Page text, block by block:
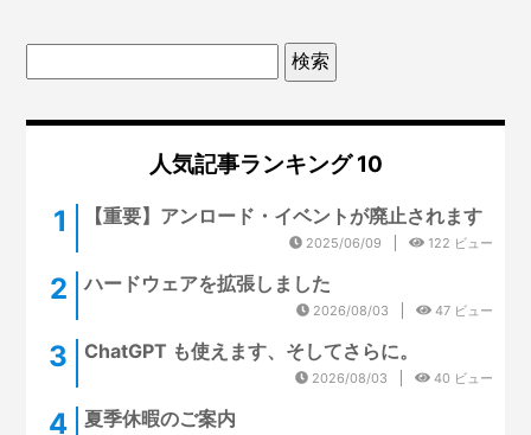
人気記事ランキング 10
【重要】アンロード・イベントが廃止されます
2025/06/09 122 ビュー
ハードウェアを拡張しました
2026/08/03 47 ビュー
ChatGPT も使えます、そしてさらに。
2026/08/03 40 ビュー
夏季休暇のご案内